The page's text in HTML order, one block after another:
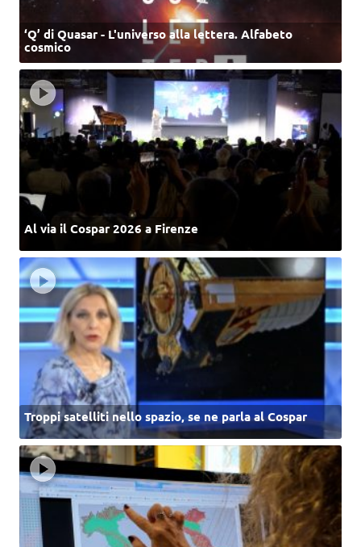
‘Q’ di Quasar - L'universo alla lettera. Alfabeto
cosmico
Al via il Cospar 2026 a Firenze
Troppi satelliti nello spazio, se ne parla al Cospar